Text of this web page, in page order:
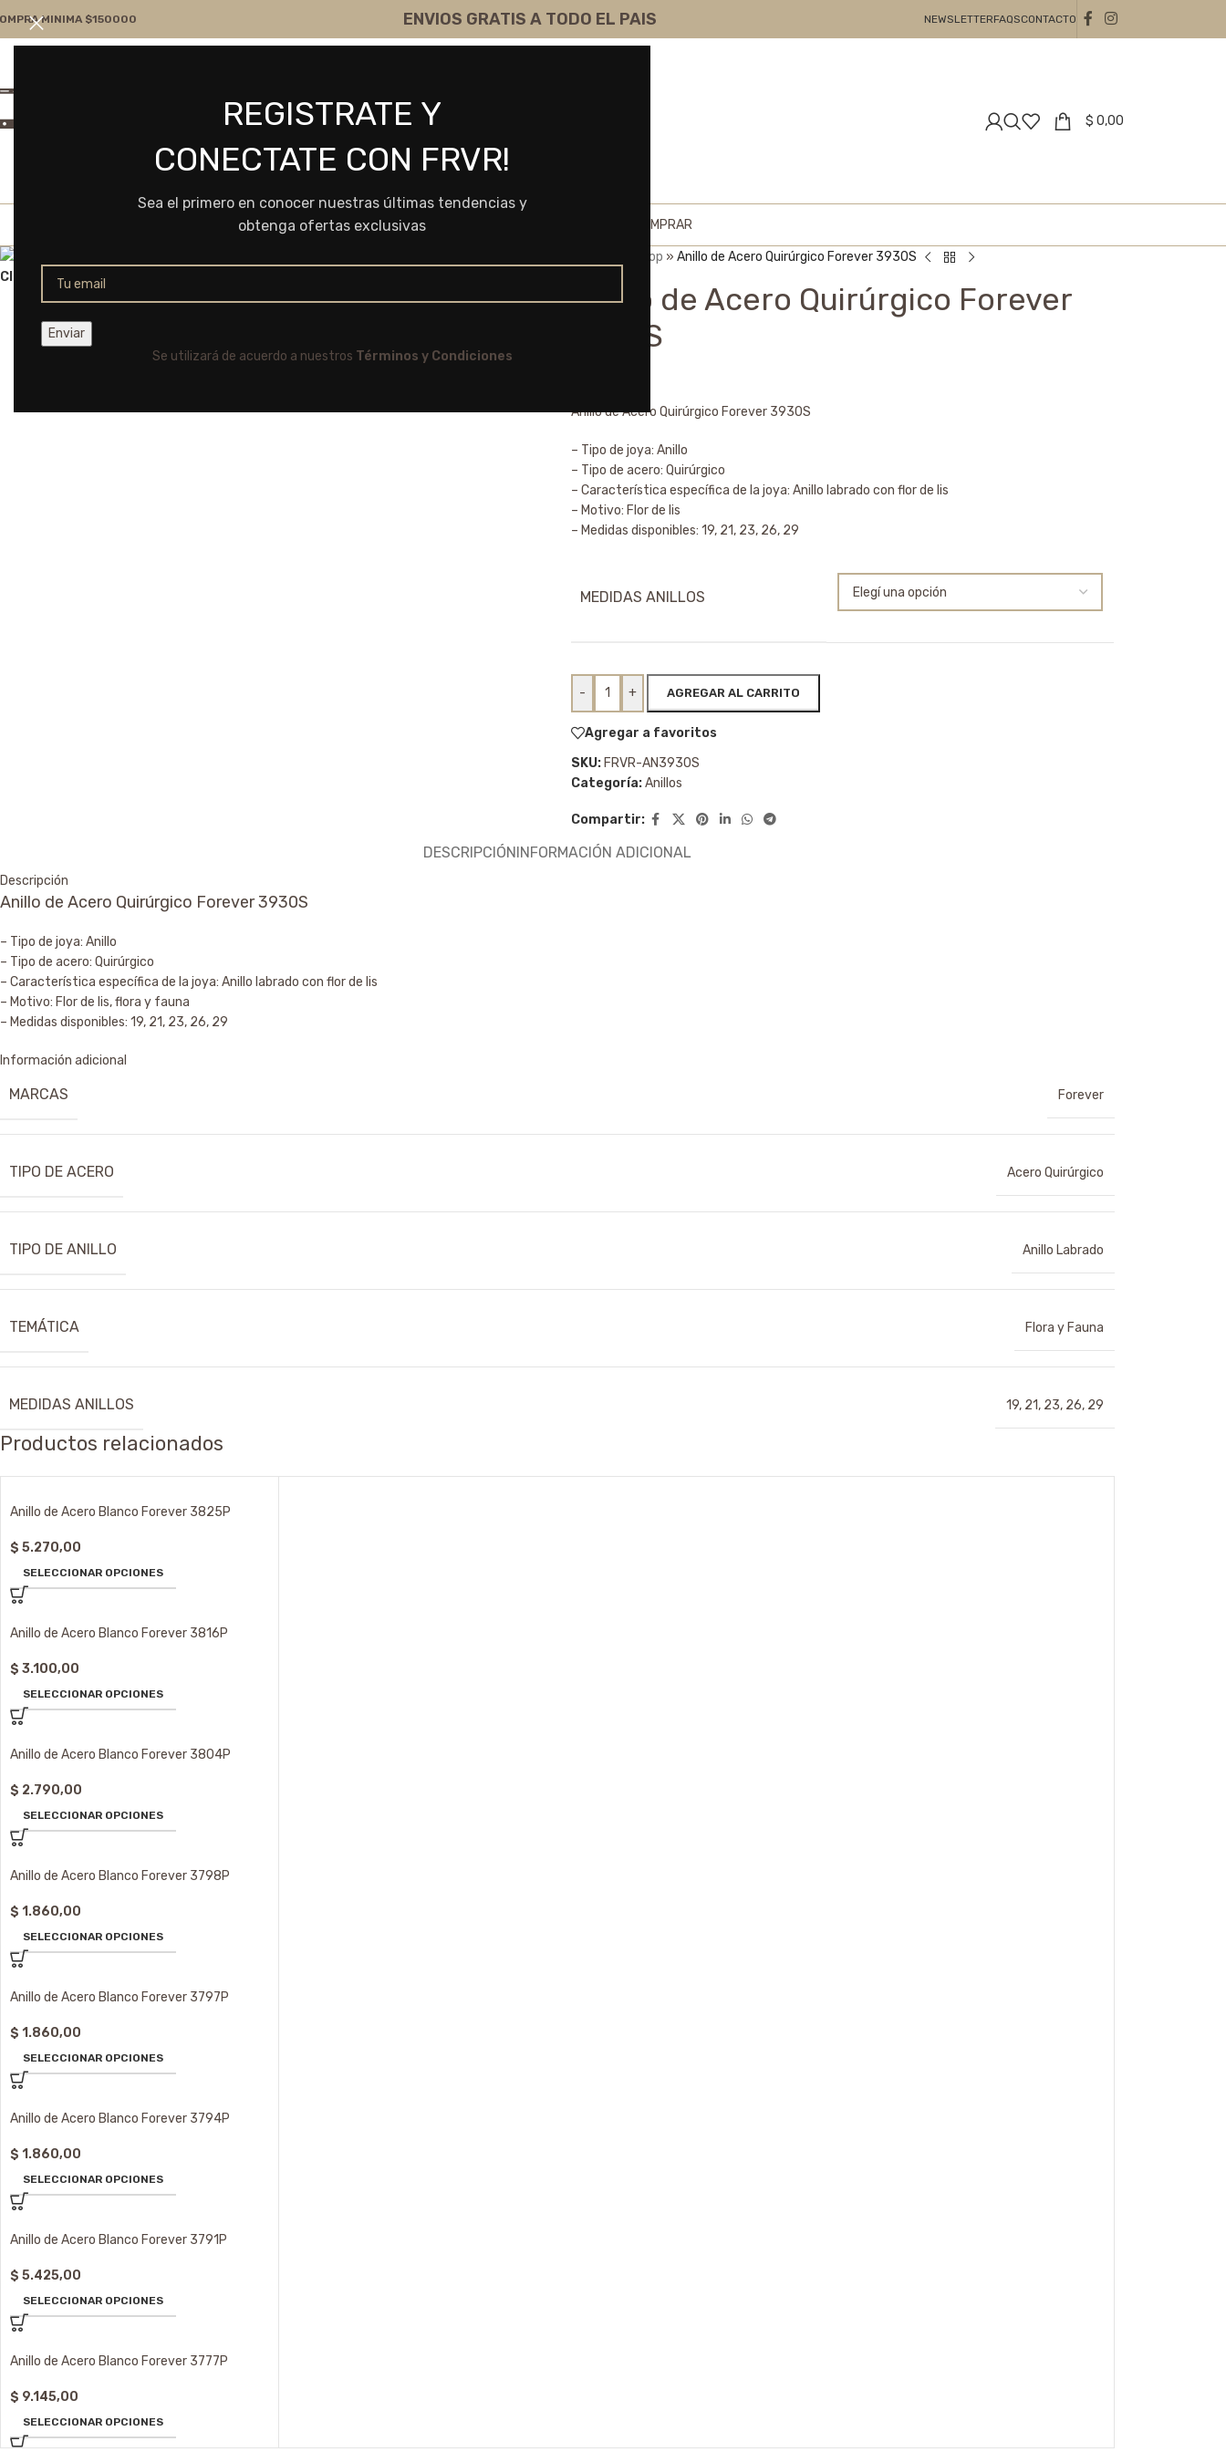
REGISTRATE Y
CONECTATE CON FRVR!
Sea el primero en conocer nuestras últimas tendencias y
obtenga ofertas exclusivas
Se utilizará de acuerdo a nuestros Términos y Condiciones
MINIMA $150000 ENVIOS GRATIS A TODO EL PAIS NEWSLETTERFAQSCONTACTO
ventas@frvr.com.ar
$ 0,00
HOME COMO COMPRAR
Click to enlarge
Shop » Anillo de Acero Quirúrgico Forever 3930S
Anillo de Acero Quirúrgico Forever
3930S
Anillo de Acero Quirúrgico Forever 3930S
– Tipo de joya: Anillo
– Tipo de acero: Quirúrgico
– Característica específica de la joya: Anillo labrado con flor de lis
– Motivo: Flor de lis
– Medidas disponibles: 19, 21, 23, 26, 29
MEDIDAS ANILLOS
- + AGREGAR AL CARRITO
Agregar a favoritos
SKU: FRVR-AN3930S
Categoría:Anillos
Compartir:
DESCRIPCIÓNINFORMACIÓN ADICIONAL
Descripción
Anillo de Acero Quirúrgico Forever 3930S
– Tipo de joya: Anillo
– Tipo de acero: Quirúrgico
– Característica específica de la joya: Anillo labrado con flor de lis
– Motivo: Flor de lis, flora y fauna
– Medidas disponibles: 19, 21, 23, 26, 29
Información adicional
MARCAS Forever
TIPO DE ACERO Acero Quirúrgico
TIPO DE ANILLO Anillo Labrado
TEMÁTICA Flora y Fauna
MEDIDAS ANILLOS 19, 21, 23, 26, 29
Productos relacionados
Anillo de Acero Blanco Forever 3825P
$ 5.270,00
SELECCIONAR OPCIONES
Anillo de Acero Blanco Forever 3816P
$ 3.100,00
SELECCIONAR OPCIONES
Anillo de Acero Blanco Forever 3804P
$ 2.790,00
SELECCIONAR OPCIONES
Anillo de Acero Blanco Forever 3798P
$ 1.860,00
SELECCIONAR OPCIONES
Anillo de Acero Blanco Forever 3797P
$ 1.860,00
SELECCIONAR OPCIONES
Anillo de Acero Blanco Forever 3794P
$ 1.860,00
SELECCIONAR OPCIONES
Anillo de Acero Blanco Forever 3791P
$ 5.425,00
SELECCIONAR OPCIONES
Anillo de Acero Blanco Forever 3777P
$ 9.145,00
SELECCIONAR OPCIONES